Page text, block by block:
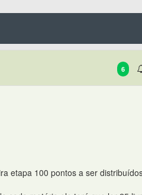
6
etapa 100 pontos a ser